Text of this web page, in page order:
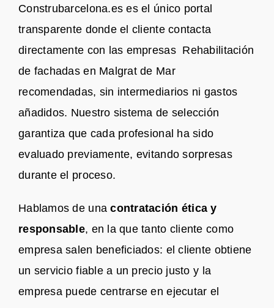
Construbarcelona.es es el único portal
transparente donde el cliente contacta
directamente con las empresas Rehabilitación
de fachadas en Malgrat de Mar
recomendadas, sin intermediarios ni gastos
añadidos. Nuestro sistema de selección
garantiza que cada profesional ha sido
evaluado previamente, evitando sorpresas
durante el proceso.
Hablamos de unacontratación ética y
responsable, en la que tanto cliente como
empresa salen beneficiados: el cliente obtiene
un servicio fiable a un precio justo y la
empresa puede centrarse en ejecutar el